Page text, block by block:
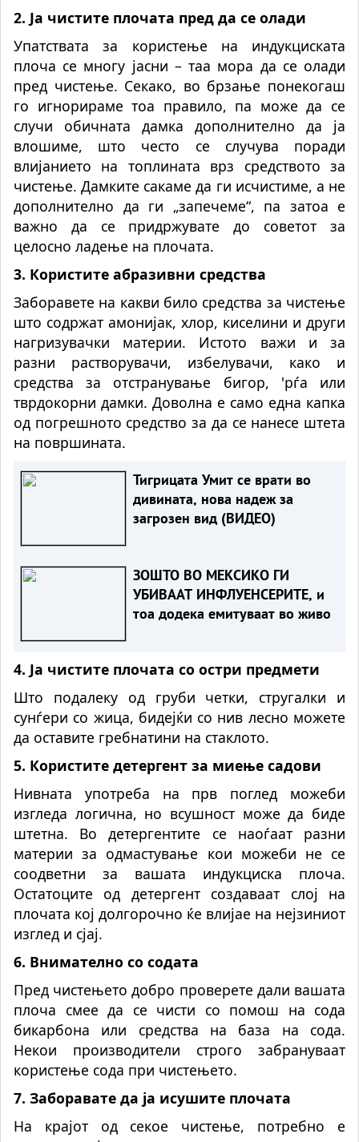
2. Ја чистите плочата пред да се олади
Упатствата за користење на индукциската
плоча се многу јасни – таа мора да се олади
пред чистење. Секако, во брзање понекогаш
го игнорираме тоа правило, па може да се
случи обичната дамка дополнително да ја
влошиме, што често се случува поради
влијанието на топлината врз средството за
чистење. Дамките сакаме да ги исчистиме, а не
дополнително да ги „запечеме“, па затоа е
важно да се придржувате до советот за
целосно ладење на плочата.
3. Користите абразивни средства
Заборавете на какви било средства за чистење
што содржат амонијак, хлор, киселини и други
нагризувачки материи. Истото важи и за
разни растворувачи, избелувачи, како и
средства за отстранување бигор, 'рѓа или
тврдокорни дамки. Доволна е само една капка
од погрешното средство за да се нанесе штета
на површината.
Тигрицата Умит се врати во
дивината, нова надеж за
загрозен вид (ВИДЕО)
ЗОШТО ВО МЕКСИКО ГИ
УБИВААТ ИНФЛУЕНСЕРИТЕ, и
тоа додека емитуваат во живо
4. Ја чистите плочата со остри предмети
Што подалеку од груби четки, стругалки и
сунѓери со жица, бидејќи со нив лесно можете
да оставите гребнатини на стаклото.
5. Користите детергент за миење садови
Нивната употреба на прв поглед можеби
изгледа логична, но всушност може да биде
штетна. Во детергентите се наоѓаат разни
материи за одмастување кои можеби не се
соодветни за вашата индукциска плоча.
Остатоците од детергент создаваат слој на
плочата кој долгорочно ќе влијае на нејзиниот
изглед и сјај.
6. Внимателно со содата
Пред чистењето добро проверете дали вашата
плоча смее да се чисти со помош на сода
бикарбона или средства на база на сода.
Некои производители строго забрануваат
користење сода при чистењето.
7. Заборавате да ја исушите плочата
На крајот од секое чистење, потребно е